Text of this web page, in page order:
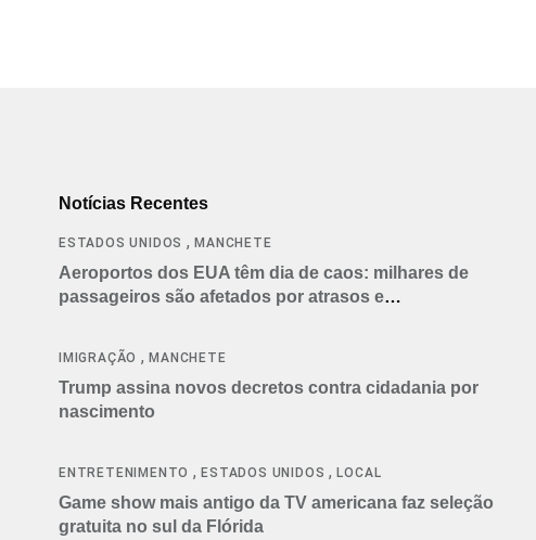
Notícias Recentes
ESTADOS UNIDOS ,MANCHETE
Aeroportos dos EUA têm dia de caos: milhares de
passageiros são afetados por atrasos e
IMIGRAÇÃO ,MANCHETE
Trump assina novos decretos contra cidadania por
nascimento
ENTRETENIMENTO ,ESTADOS UNIDOS ,LOCAL
Game show mais antigo da TV americana faz seleção
gratuita no sul da Flórida